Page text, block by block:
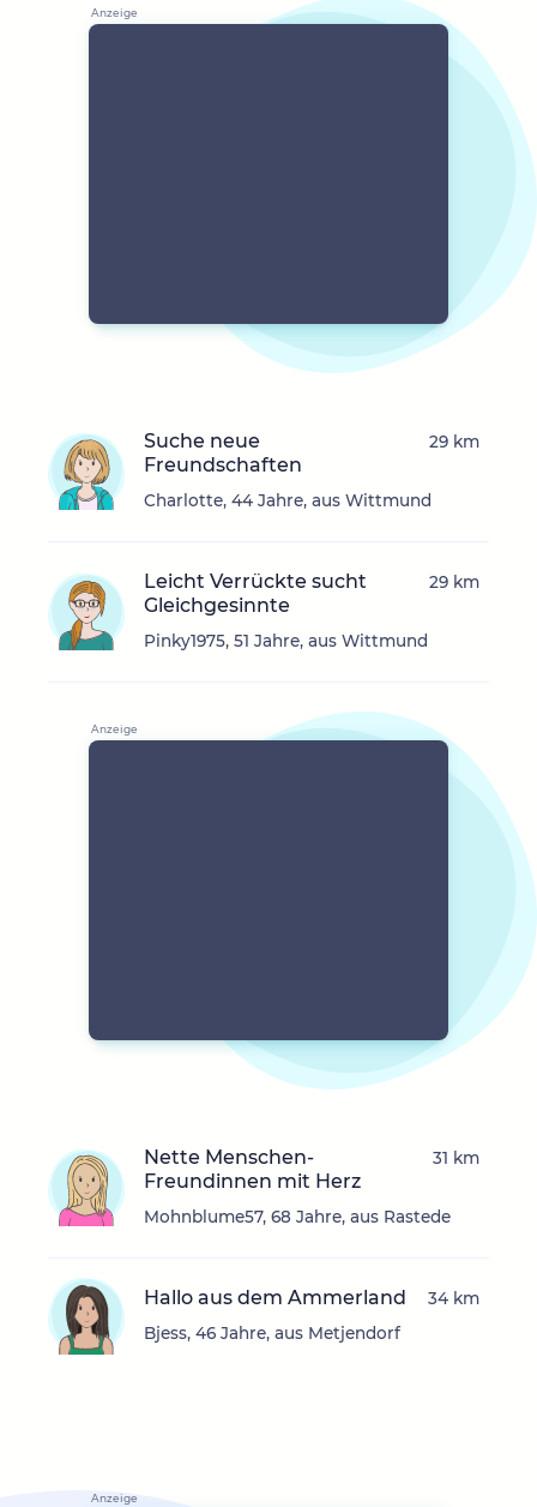
Suche neue
Freundschaften
Charlotte, 44 Jahre, aus Wittmund
29 km
Leicht Verrückte sucht
Gleichgesinnte
Pinky1975, 51 Jahre, aus Wittmund
29 km
Nette Menschen-
Freundinnen mit Herz
Mohnblume57, 68 Jahre, aus Rastede
31 km
Hallo aus dem Ammerland
Bjess, 46 Jahre, aus Metjendorf
34 km